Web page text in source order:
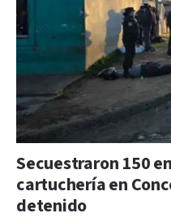
Secuestraron 150
cartuchería en
detenido